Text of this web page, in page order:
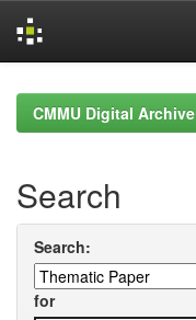
navigationCMMU Digital Archive
Search
Search:
for